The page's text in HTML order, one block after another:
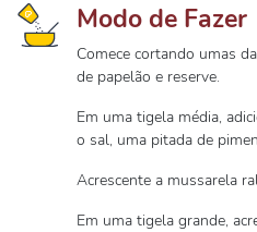
Modo de Fazer
Comece cortando umas
de papelão e reserve.
Em uma tigela média,
o sal, uma pitada de
Acrescente a mussarela
Em uma tigela grande,